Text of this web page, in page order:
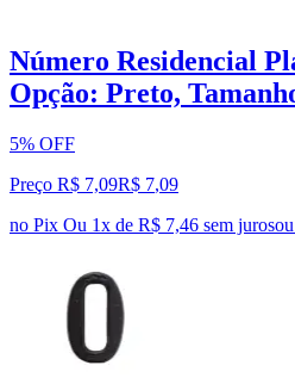
Número Residencial
Opção: Preto,
5% OFF
Preço R$ 7,09R$ 7,09
no Pix Ou 1x de R$ 7,46 sem jurosou